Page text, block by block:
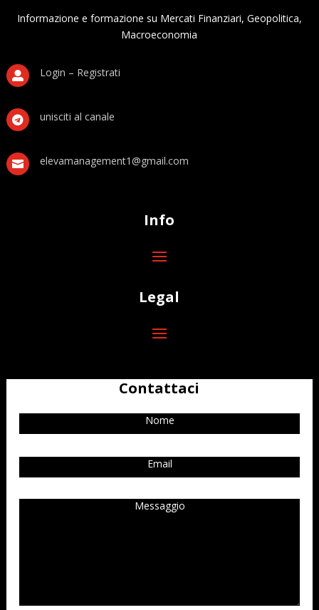
Informazione e formazione su Mercati Finanziari, Geopolitica,
Macroeconomia
 Login – Registrati
 unisciti al canale
 elevamanagement1@gmail.com
Info
Legal
Contattaci